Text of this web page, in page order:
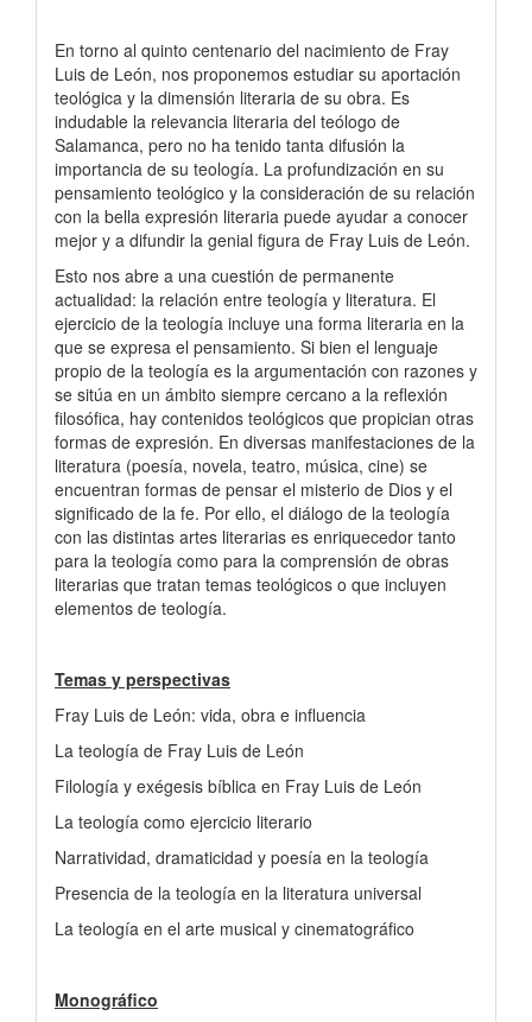
En torno al quinto centenario del nacimiento de Fray
Luis de León, nos proponemos estudiar su aportación
teológica y la dimensión literaria de su obra. Es
indudable la relevancia literaria del teólogo de
Salamanca, pero no ha tenido tanta difusión la
importancia de su teología. La profundización en su
pensamiento teológico y la consideración de su relación
con la bella expresión literaria puede ayudar a conocer
mejor y a difundir la genial figura de Fray Luis de León.
Esto nos abre a una cuestión de permanente
actualidad: la relación entre teología y literatura. El
ejercicio de la teología incluye una forma literaria en la
que se expresa el pensamiento. Si bien el lenguaje
propio de la teología es la argumentación con razones y
se sitúa en un ámbito siempre cercano a la reflexión
filosófica, hay contenidos teológicos que propician otras
formas de expresión. En diversas manifestaciones de la
literatura (poesía, novela, teatro, música, cine) se
encuentran formas de pensar el misterio de Dios y el
significado de la fe. Por ello, el diálogo de la teología
con las distintas artes literarias es enriquecedor tanto
para la teología como para la comprensión de obras
literarias que tratan temas teológicos o que incluyen
elementos de teología.
Temas y perspectivas
Fray Luis de León: vida, obra e influencia
La teología de Fray Luis de León
Filología y exégesis bíblica en Fray Luis de León
La teología como ejercicio literario
Narratividad, dramaticidad y poesía en la teología
Presencia de la teología en la literatura universal
La teología en el arte musical y cinematográfico
Monográfico